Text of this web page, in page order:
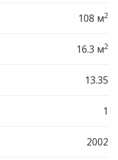
108 м2
16.3 м2
13.35
1
2002